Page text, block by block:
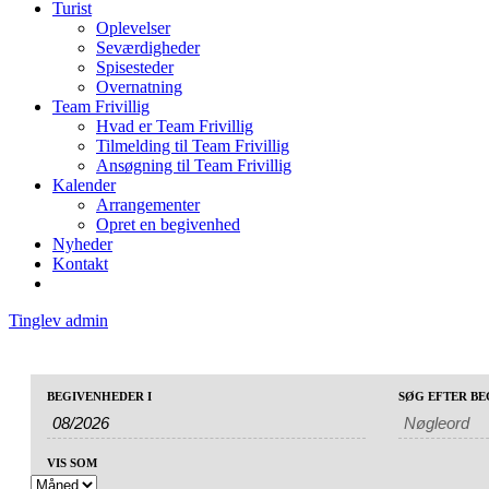
Turist
Oplevelser
Seværdigheder
Spisesteder
Overnatning
Team Frivillig
Hvad er Team Frivillig
Tilmelding til Team Frivillig
Ansøgning til Team Frivillig
Kalender
Arrangementer
Opret en begivenhed
Nyheder
Kontakt
Tinglev admin
Begivenheder
Search
and
Views
BEGIVENHEDER I SØG EFTER
Begivenhed
Views
VIS SOM